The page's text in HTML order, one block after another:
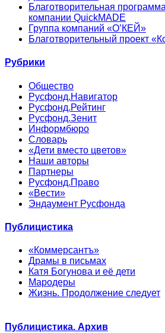
Благотворительная
компании QuickMADE
Группа компаний «О’КЕЙ»
Благотворительный проект
Рубрики
Общество
Русфонд.Навигатор
Русфонд.Рейтинг
Русфонд.Зенит
Информбюро
Словарь
«Дети вместо цветов»
Наши авторы
Партнеры
Русфонд.Право
«Вести»
Эндаумент Русфонда
Публицистика
«Коммерсантъ»
Драмы в письмах
Катя Богунова и её дети
Мародеры
Жизнь. Продолжение следует
Публицистика. Архив